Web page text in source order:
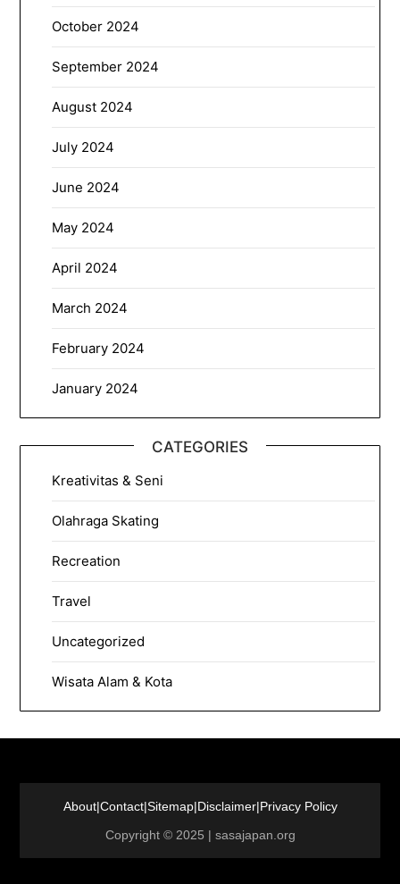
October 2024
September 2024
August 2024
July 2024
June 2024
May 2024
April 2024
March 2024
February 2024
January 2024
CATEGORIES
Kreativitas & Seni
Olahraga Skating
Recreation
Travel
Uncategorized
Wisata Alam & Kota
About|Contact|Sitemap|Disclaimer|Privacy Policy
Copyright © 2025 | sasajapan.org